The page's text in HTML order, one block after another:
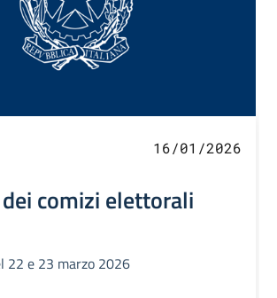
16/01/2026
comizi elettorali
22 e 23 marzo 2026